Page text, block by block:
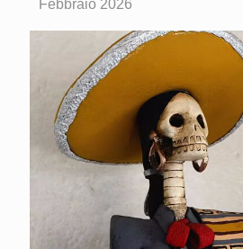
Febbraio 2026